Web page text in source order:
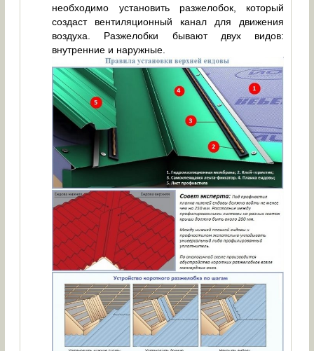
необходимо установить разжелобок, который
создаст вентиляционный канал для движения
воздуха. Разжелобки бывают двух видов:
внутренние и наружные.